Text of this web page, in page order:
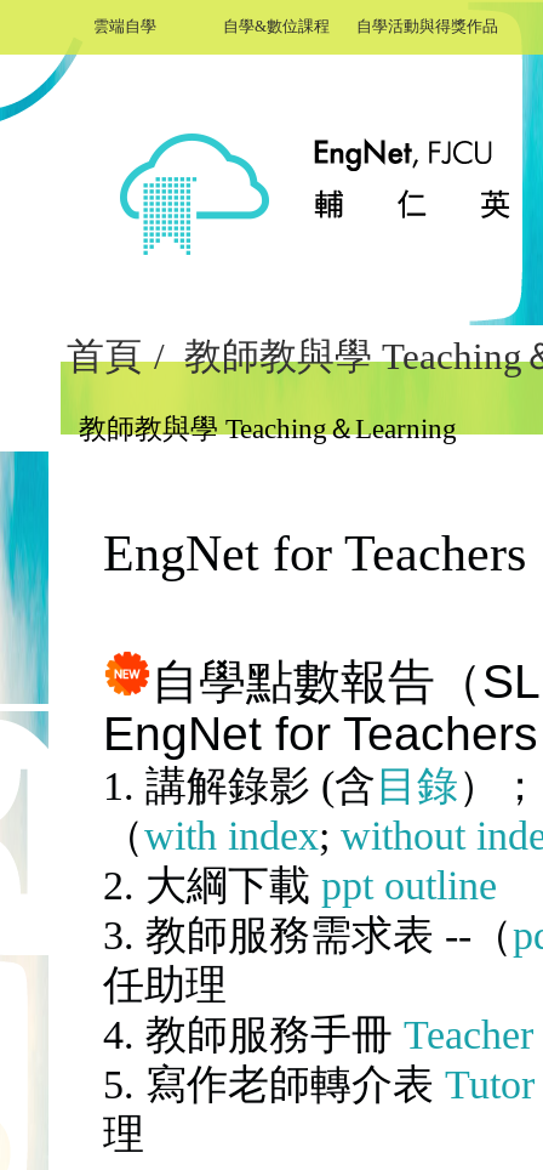
雲端自學 自學&數位課程 自學活動與得獎作品
首頁 / 教師教與學 Teaching
教師教與學 Teaching＆Learning
EngNet for Teachers
自學點數報告 （
EngNet for Teachers
1. 講解錄影 (含 目錄）
（with index; without
2. 大綱下載 ppt outline
3. 教師服務需求表 --（
任助理
4. 教師服務手冊
5. 寫作老師轉介表
理